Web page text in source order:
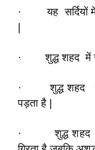
· यह सर्दियों में
· शुद्ध शहद में रुई
· शुद्ध शहद
पड़ता है |
· शुद्ध शहद